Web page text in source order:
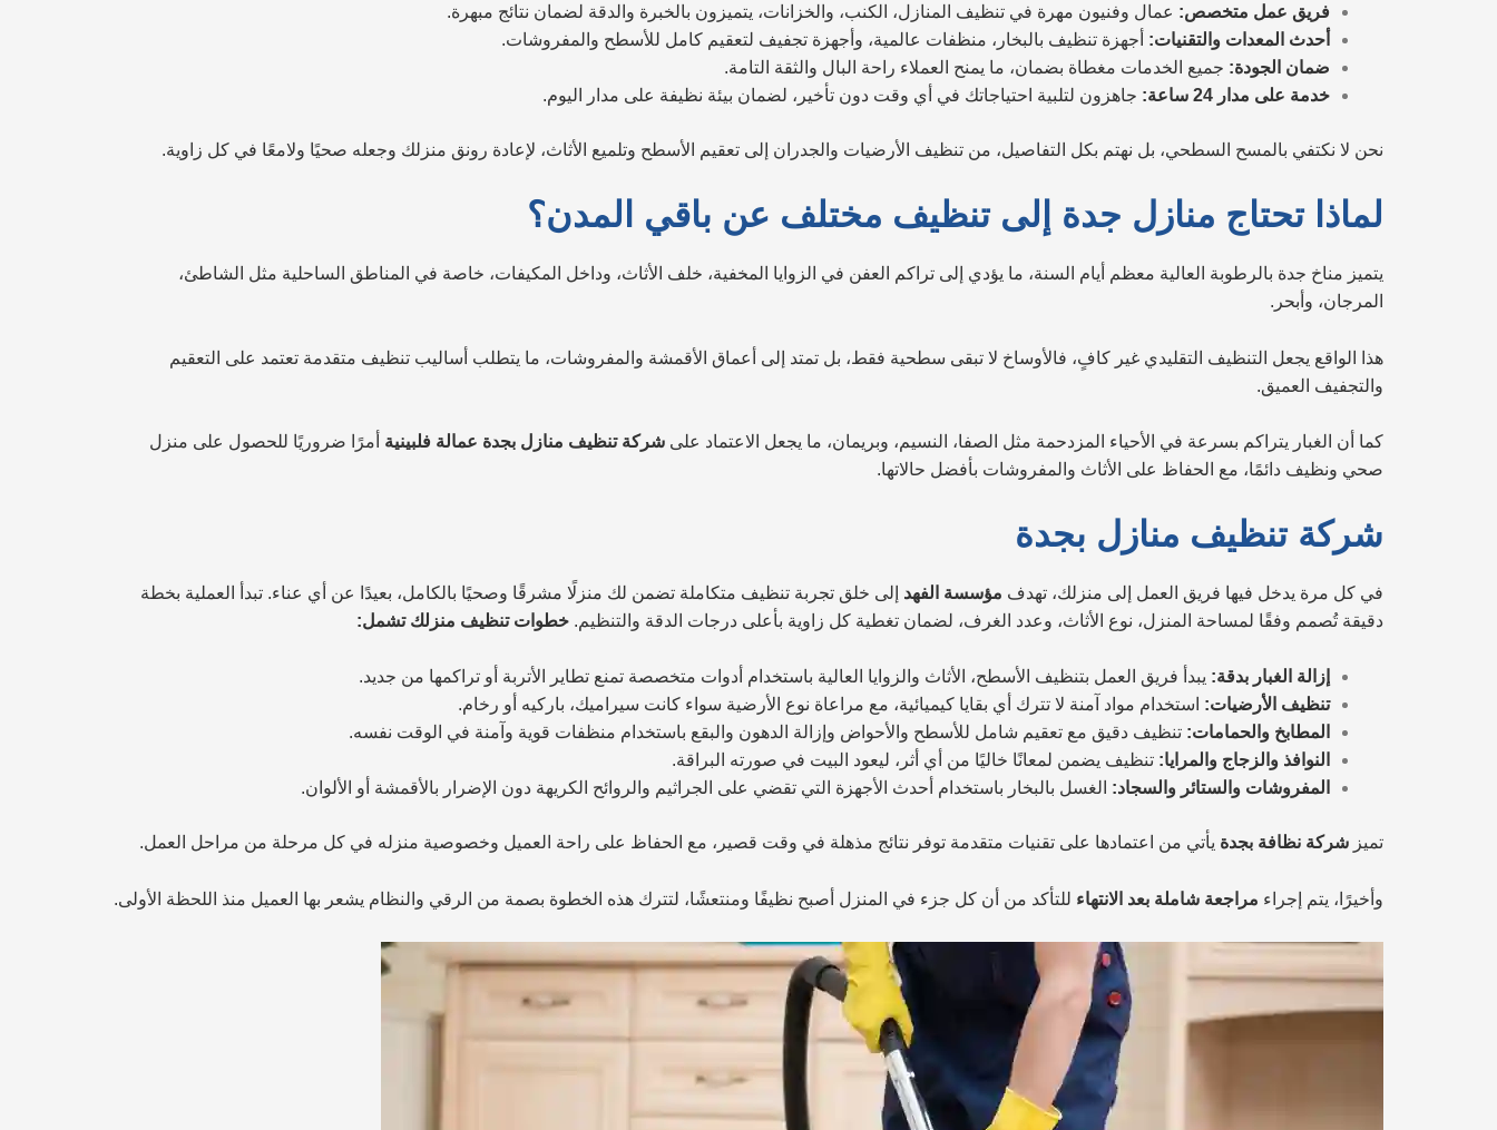
فريق عمل متخصص: عمال وفنيون مهرة في تنظيف المنازل، الكنب، والخزانات، يتميزون بالخبرة والدقة لضمان نتائج مبهرة.
أحدث المعدات والتقنيات: أجهزة تنظيف بالبخار، منظفات عالمية، وأجهزة تجفيف لتعقيم كامل للأسطح والمفروشات.
ضمان الجودة: جميع الخدمات مغطاة بضمان، ما يمنح العملاء راحة البال والثقة التامة.
خدمة على مدار 24 ساعة:
جاهزون لتلبية احتياجاتك في أي وقت دون تأخير، لضمان بيئة نظيفة على مدار اليوم.
نحن لا نكتفي بالمسح السطحي، بل نهتم بكل التفاصيل، من تنظيف الأرضيات والجدران إلى تعقيم الأسطح وتلميع الأثاث، لإعادة رونق منزلك وجعله صحيًا ولامعًا في كل زاوية.
لماذا تحتاج منازل جدة إلى تنظيف مختلف عن باقي المدن؟
يتميز مناخ جدة بالرطوبة العالية معظم أيام السنة، ما يؤدي إلى تراكم العفن في الزوايا المخفية، خلف الأثاث، وداخل المكيفات، خاصة في المناطق الساحلية مثل الشاطئ،
المرجان، وأبحر.
هذا الواقع يجعل التنظيف التقليدي غير كافٍ، فالأوساخ لا تبقى سطحية فقط، بل تمتد إلى أعماق الأقمشة والمفروشات، ما يتطلب أساليب تنظيف متقدمة تعتمد على التعقيم
والتجفيف العميق.
كما أن الغبار يتراكم بسرعة في الأحياء المزدحمة مثل الصفا، النسيم، وبريمان، ما يجعل الاعتماد على شركة تنظيف منازل بجدة عمالة فلبينية أمرًا ضروريًا للحصول على منزل
صحي ونظيف دائمًا، مع الحفاظ على الأثاث والمفروشات بأفضل حالاتها.
شركة تنظيف منازل بجدة
في كل مرة يدخل فيها فريق العمل إلى منزلك، تهدف مؤسسة الفهد إلى خلق تجربة تنظيف متكاملة تضمن لك منزلًا مشرقًا وصحيًا بالكامل، بعيدًا عن أي عناء. تبدأ العملية بخطة
دقيقة تُصمم وفقًا لمساحة المنزل، نوع الأثاث، وعدد الغرف، لضمان تغطية كل زاوية بأعلى درجات الدقة والتنظيم. خطوات تنظيف منزلك تشمل:
إزالة الغبار بدقة: يبدأ فريق العمل بتنظيف الأسطح، الأثاث والزوايا العالية باستخدام أدوات متخصصة تمنع تطاير الأتربة أو تراكمها من جديد.
تنظيف الأرضيات: استخدام مواد آمنة لا تترك أي بقايا كيميائية، مع مراعاة نوع الأرضية سواء كانت سيراميك، باركيه أو رخام.
المطابخ والحمامات: تنظيف دقيق مع تعقيم شامل للأسطح والأحواض وإزالة الدهون والبقع باستخدام منظفات قوية وآمنة في الوقت نفسه.
النوافذ والزجاج والمرايا: تنظيف يضمن لمعانًا خاليًا من أي أثر، ليعود البيت في صورته البراقة.
المفروشات والستائر والسجاد: الغسل بالبخار باستخدام أحدث الأجهزة التي تقضي على الجراثيم والروائح الكريهة دون الإضرار بالأقمشة أو الألوان.
تميز شركة نظافة بجدة يأتي من اعتمادها على تقنيات متقدمة توفر نتائج مذهلة في وقت قصير، مع الحفاظ على راحة العميل وخصوصية منزله في كل مرحلة من مراحل العمل.
وأخيرًا، يتم إجراء مراجعة شاملة بعد الانتهاء للتأكد من أن كل جزء في المنزل أصبح نظيفًا ومنتعشًا، لتترك هذه الخطوة بصمة من الرقي والنظام يشعر بها العميل منذ اللحظة الأولى.